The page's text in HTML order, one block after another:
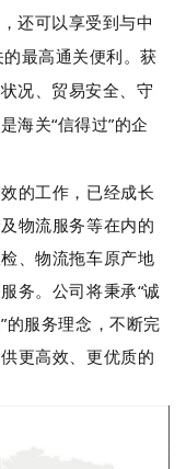
还可以享受到与中
最高通关便利。获
况、贸易安全、守
海关“信得过”的企
的工作，已经成长
物流服务等在内的
、物流拖车原产地
务。公司将秉承“诚
的服务理念，不断完
更高效、更优质的